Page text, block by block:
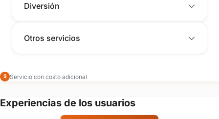
Diversión
Otros servicios
$ Servicio con costo adicional
Experiencias de los usuarios